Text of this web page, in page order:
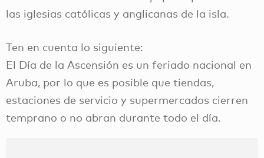
las iglesias católicas y anglicanas de la isla.
Ten en cuenta lo siguiente:
El Día de la Ascensión es un feriado nacional en
Aruba, por lo que es posible que tiendas,
estaciones de servicio y supermercados cierren
temprano o no abran durante todo el día.